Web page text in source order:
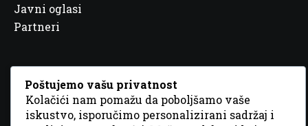
Javni oglasi
Partneri
© 2026 Sva prava zadržana. DizajnGordonDM
Poštujemo vašu privatnost
Kolačići nam pomažu da poboljšamo vaše
iskustvo, isporučimo personalizirani sadržaj i